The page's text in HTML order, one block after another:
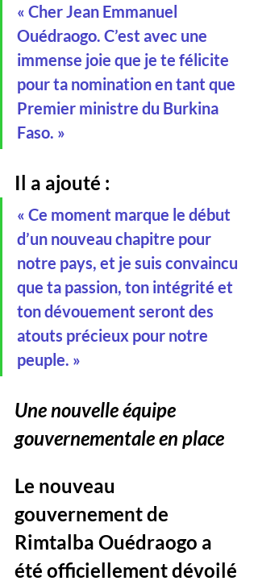
« Cher Jean Emmanuel
Ouédraogo. C’est avec une
immense joie que je te félicite
pour ta nomination en tant que
Premier ministre du Burkina
Faso. »
Il a ajouté :
« Ce moment marque le début
d’un nouveau chapitre pour
notre pays, et je suis convaincu
que ta passion, ton intégrité et
ton dévouement seront des
atouts précieux pour notre
peuple. »
Une nouvelle équipe
gouvernementale en place
Le nouveau
gouvernement de
Rimtalba Ouédraogo a
été officiellement dévoilé